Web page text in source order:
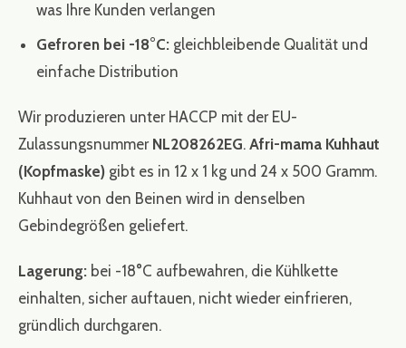
was Ihre Kunden verlangen
Gefroren bei -18°C: gleichbleibende Qualität und
einfache Distribution
Wir produzieren unter HACCP mit der EU-
Zulassungsnummer NL208262EG. Afri-mama Kuhhaut
(Kopfmaske) gibt es in 12 x 1 kg und 24 x 500 Gramm.
Kuhhaut von den Beinen wird in denselben
Gebindegrößen geliefert.
Lagerung: bei -18°C aufbewahren, die Kühlkette
einhalten, sicher auftauen, nicht wieder einfrieren,
gründlich durchgaren.